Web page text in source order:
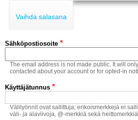
MOTOCROSS
MUUT LAJIT
YLEISTÄ
LUE
Vaihda salasana
Sähköpostiosoite
The email address is not made public. It will
contacted about your account or for opted-in
Käyttäjätunnus
Välilyönnit ovat sallittuja; erikoismerkkejä ei
väli- ja alaviivoja, @-merkkiä sekä heittomerkkiä.